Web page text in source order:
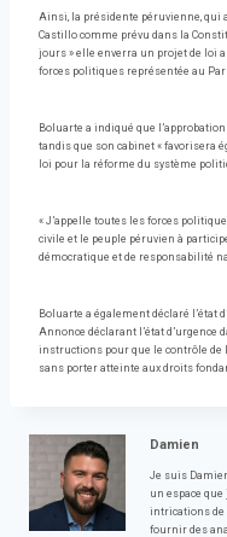
Ainsi, la présidente péruvienne, qui
Castillo comme prévu dans la
jours » elle enverra un projet de loi
forces politiques représentée au
Boluarte a indiqué que
tandis que son cabinet « favorisera
loi pour la réforme du système
« J’appelle toutes les forces
civile et le peuple péruvien à
démocratique et de responsabilité
Boluarte a également déclaré l’état
Annonce déclarant l’état d’urgence
instructions pour que le contrôle
sans porter atteinte aux droits
Damien
Je suis
un espace
intrications de
fournir des